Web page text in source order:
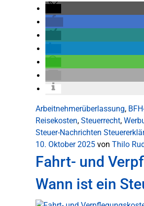
Arbeitnehmerüberlassung,
Reisekosten, Steuerrecht,
Steuer-Nachrichten
10. Oktober 2025 von Thilo
Fahrt- und
Wann ist ein